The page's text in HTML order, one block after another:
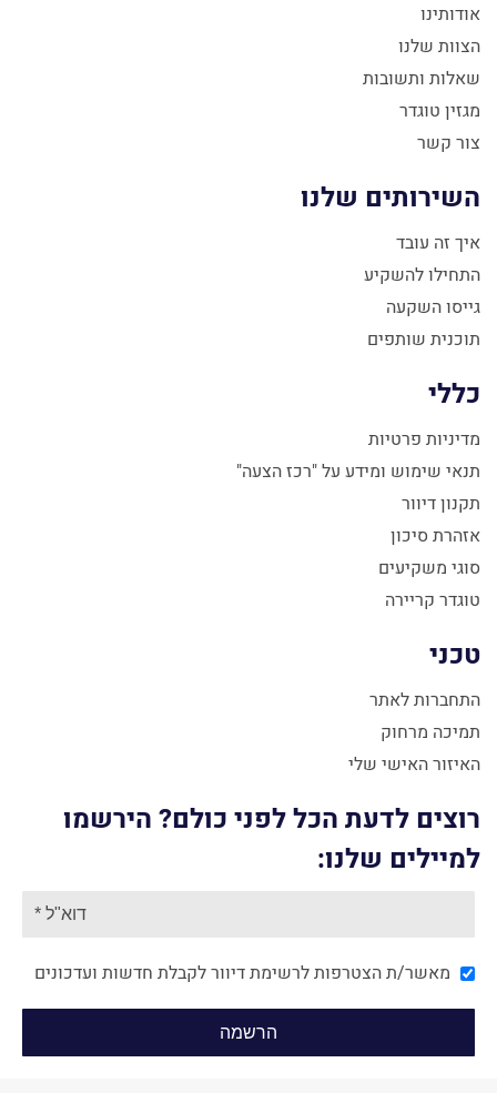
אודותינו
הצוות שלנו
שאלות ותשובות
מגזין טוגדר
צור קשר
השירותים שלנו
איך זה עובד
התחילו להשקיע
גייסו השקעה
תוכנית שותפים
כללי
מדיניות פרטיות
תנאי שימוש ומידע על "רכז הצעה"
תקנון דיוור
אזהרת סיכון
סוגי משקיעים
טוגדר קריירה
טכני
התחברות לאתר
תמיכה מרחוק
האיזור האישי שלי
רוצים לדעת הכל לפני כולם? הירשמו
למיילים שלנו:
מאשר/ת הצטרפות לרשימת דיוור לקבלת חדשות ועדכונים